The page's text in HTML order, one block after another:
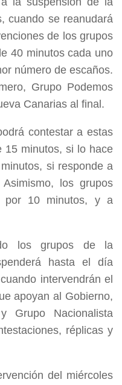
cuando se reanudará
de los grupos
40 minutos cada uno
número de escaños.
Grupo Podemos
Canarias al final.
contestar a estas
15 minutos, si lo hace
si responde a
los grupos
por 10 minutos, y a
los grupos de la
hasta el día
intervendrán el
apoyan al Gobierno,
Grupo Nacionalista
réplicas y
del miércoles